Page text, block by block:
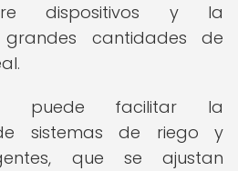
dispositivos y la
cantidades de
puede facilitar la
sistemas de riego y
que se ajustan